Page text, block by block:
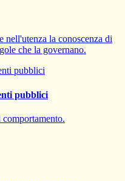
la conoscenza di
che la governano.
pubblici